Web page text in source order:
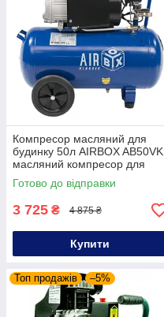
Компресор масляний для
будинку 50л AIRBOX AB50VK
масляний компресор для
фарбування
Готово до відправки
3 725 ₴ 4 875 ₴
Купити
Топ продажів –5%